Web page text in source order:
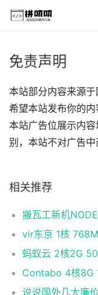
免责声明
本站部分内容来源
希望本站发布你的内
本站广告位展示内
别，本站不对广告中
相关推荐